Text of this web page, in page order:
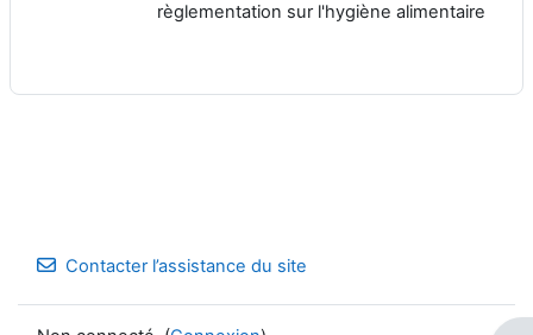
règlementation sur l'hygiène alimentaire
Contacter l’assistance du site